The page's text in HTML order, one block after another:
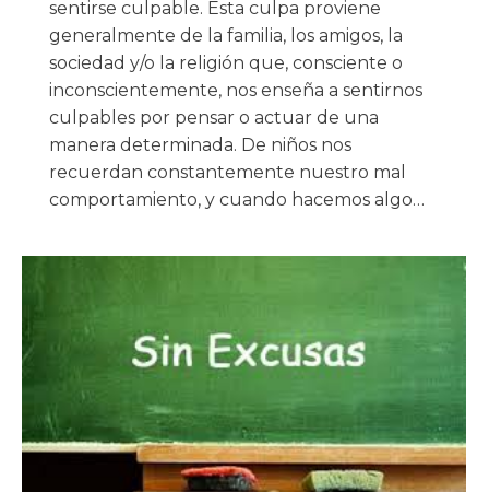
sentirse culpable. Esta culpa proviene
generalmente de la familia, los amigos, la
sociedad y/o la religión que, consciente o
inconscientemente, nos enseña a sentirnos
culpables por pensar o actuar de una
manera determinada. De niños nos
recuerdan constantemente nuestro mal
comportamiento, y cuando hacemos algo…